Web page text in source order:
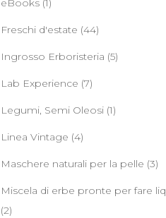
eBooks (1)
Freschi d'estate (44)
Ingrosso Erboristeria (5)
Lab Experience (7)
Legumi, Semi Oleosi (1)
Linea Vintage (4)
Maschere naturali per la pelle (3)
Miscela di erbe pronte per fare
(2)